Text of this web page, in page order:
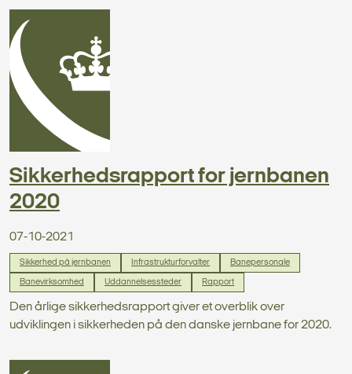
Sikkerhedsrapport for jernbanen
2020
07-10-2021
Sikkerhed på jernbanen Infrastrukturforvalter Banepersonale
Banevirksomhed Uddannelsessteder Rapport
Den årlige sikkerhedsrapport giver et overblik over
udviklingen i sikkerheden på den danske jernbane for 2020.